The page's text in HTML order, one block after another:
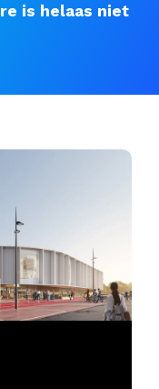
is helaas niet